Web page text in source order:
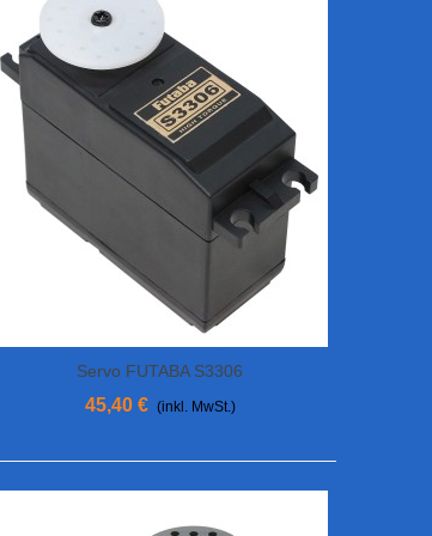
In Den Warenkorb
Servo FUTABA S3306
45,40 € (inkl. MwSt.)